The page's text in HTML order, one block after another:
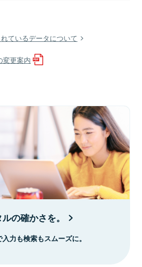
ているデータについて
変更案内
の確かさを。
力も検索もスムーズに。